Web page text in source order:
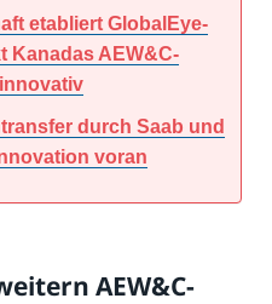
etabliert GlobalEye-
Kanadas AEW&C-
durch Saab und
voran
AEW&C-